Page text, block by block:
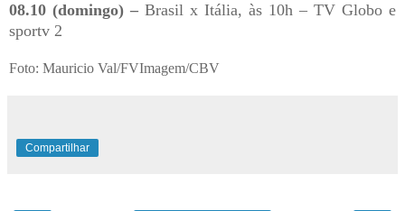
08.10 (domingo) – Brasil x Itália, às 10h – TV Globo e
sportv 2
Foto: Mauricio Val/FVImagem/CBV
Compartilhar